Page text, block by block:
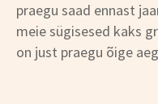
praegu saad ennast
meie sügisesed kaks
on just praegu õige